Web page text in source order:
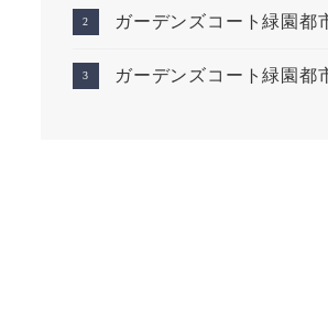
ガーデンズコート緑園都
ガーデンズコート緑園都